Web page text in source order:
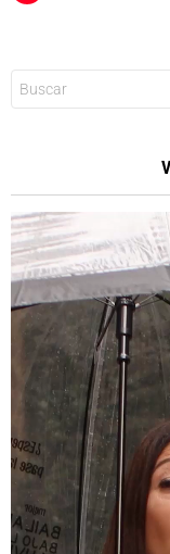
Reproductor
de
vídeo